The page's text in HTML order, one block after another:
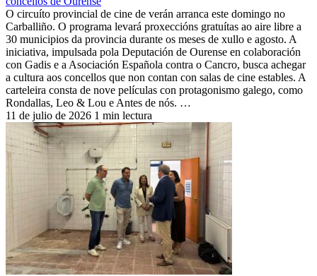
O circuíto provincial de cine de verán arranca este domingo no
Carballiño. O programa levará proxeccións gratuítas ao aire libre a
30 municipios da provincia durante os meses de xullo e agosto. A
iniciativa, impulsada pola Deputación de Ourense en colaboración
con Gadis e a Asociación Española contra o Cancro, busca achegar
a cultura aos concellos que non contan con salas de cine estables. A
carteleira consta de nove películas con protagonismo galego, como
Rondallas, Leo & Lou e Antes de nós. …
11 de julio de 2026 1 min lectura